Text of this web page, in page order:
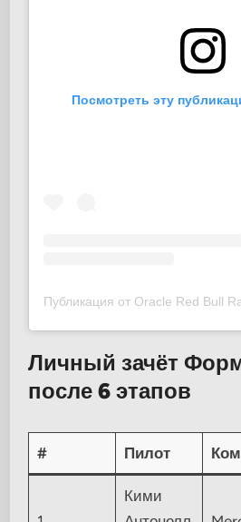
Посмотреть эту
Личный зачёт
после 6 этапов
# Пилот
Кими